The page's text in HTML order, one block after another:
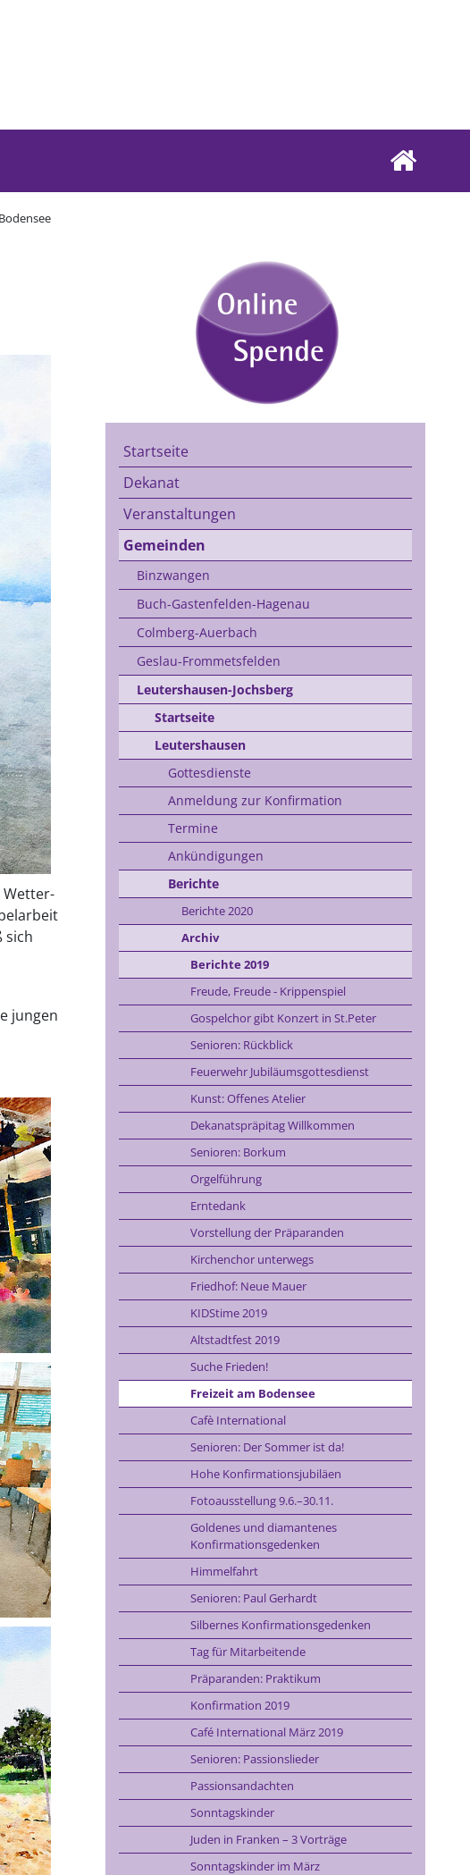
Wetter-
sich
jungen
Startseite
Dekanat
Veranstaltungen
Gemeinden
Binzwangen
Buch-Gastenfelden-Hagenau
Colmberg-Auerbach
Geslau-Frommetsfelden
Leutershausen-Jochsberg
Startseite
Leutershausen
Gottesdienste
Anmeldung zur Konfirmation
Termine
Ankündigungen
Berichte
Berichte 2020
Archiv
Berichte 2019
Freude, Freude - Krippenspiel
Gospelchor gibt Konzert in St.Peter
Senioren: Rückblick
Feuerwehr Jubiläumsgottesdienst
Kunst: Offenes Atelier
Dekanatspräpitag Willkommen
Senioren: Borkum
Orgelführung
Erntedank
Vorstellung der Präparanden
Kirchenchor unterwegs
Friedhof: Neue Mauer
KIDStime 2019
Altstadtfest 2019
Suche Frieden!
Freizeit am Bodensee
Cafè International
Senioren: Der Sommer ist da!
Hohe Konfirmationsjubiläen
Fotoausstellung 9.6.–30.11.
Goldenes und diamantenes
Konfirmationsgedenken
Himmelfahrt
Senioren: Paul Gerhardt
Silbernes Konfirmationsgedenken
Tag für Mitarbeitende
Präparanden: Praktikum
Konfirmation 2019
Café International März 2019
Senioren: Passionslieder
Passionsandachten
Sonntagskinder
Juden in Franken – 3 Vorträge
Sonntagskinder im März